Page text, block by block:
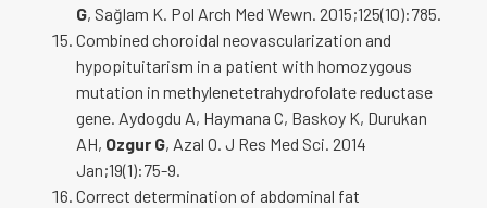
G, Sağlam K. Pol Arch Med Wewn. 2015;125(10):785.
Combined choroidal neovascularization and
hypopituitarism in a patient with homozygous
mutation in methylenetetrahydrofolate reductase
gene. Aydogdu A, Haymana C, Baskoy K, Durukan
AH, Ozgur G, Azal O. J Res Med Sci. 2014
Jan;19(1):75-9.
Correct determination of abdominal fat